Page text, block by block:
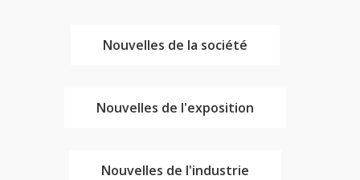
Nouvelles de la société
Nouvelles de l'exposition
Nouvelles de l'industrie